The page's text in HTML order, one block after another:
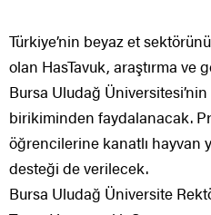
Türkiye’nin beyaz et
olan HasTavuk, araştırma ve
Bursa Uludağ
birikiminden faydalanacak.
öğrencilerine kanatlı hayvan
desteği de verilecek.
Bursa Uludağ Üniversite